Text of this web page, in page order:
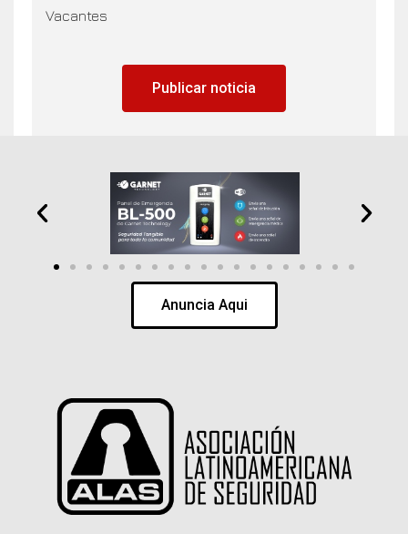
Vacantes
Publicar noticia
Anuncia Aqui